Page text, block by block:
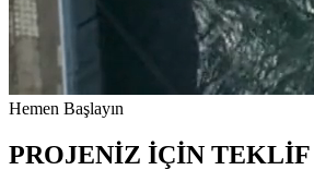
Hemen Başlayın
PROJENİZ İÇİN